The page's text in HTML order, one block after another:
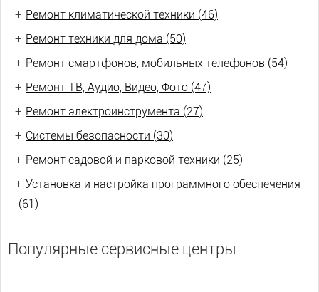
+ Ремонт климатической техники (46)
+ Ремонт техники для дома (50)
+ Ремонт смартфонов, мобильных телефонов (54)
+ Ремонт ТВ, Аудио, Видео, Фото (47)
+ Ремонт электроинструмента (27)
+ Системы безопасности (30)
+ Ремонт садовой и парковой техники (25)
+ Установка и настройка программного обеспечения
(61)
Популярные сервисные центры